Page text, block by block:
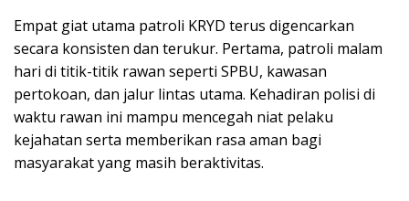
Empat giat utama patroli KRYD terus digencarkan
secara konsisten dan terukur. Pertama, patroli malam
hari di titik-titik rawan seperti SPBU, kawasan
pertokoan, dan jalur lintas utama. Kehadiran polisi di
waktu rawan ini mampu mencegah niat pelaku
kejahatan serta memberikan rasa aman bagi
masyarakat yang masih beraktivitas.